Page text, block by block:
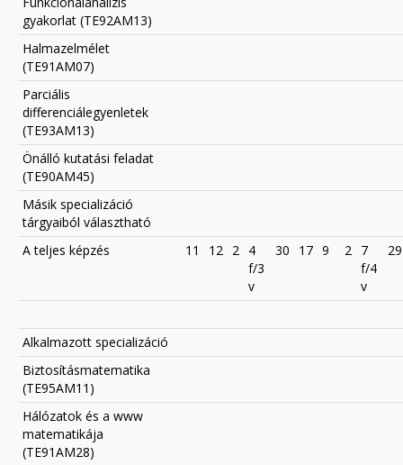
gyakorlat (TE92AM13)
Halmazelmélet
(TE91AM07)
Parciális
differenciálegyenletek
(TE93AM13)
Önálló kutatási feladat
(TE90AM45)
Másik specializáció
tárgyaiból választható
A teljes képzés
11 12 2 4
f/3
v
30 17 9 2 7
f/4
v
29
Alkalmazott specializáció
Biztosításmatematika
(TE95AM11)
Hálózatok és a www
matematikája
(TE91AM28)